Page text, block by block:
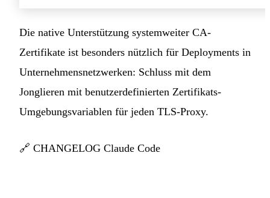
Die native Unterstützung systemweiter CA-
Zertifikate ist besonders nützlich für Deployments in
Unternehmensnetzwerken: Schluss mit dem
Jonglieren mit benutzerdefinierten Zertifikats-
Umgebungsvariablen für jeden TLS-Proxy.
🔗 CHANGELOG Claude Code